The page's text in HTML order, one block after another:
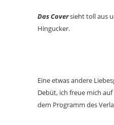
Das Coversieht toll aus
Hingucker.
Eine etwas andere
Debüt, ich freue mich
dem Programm des